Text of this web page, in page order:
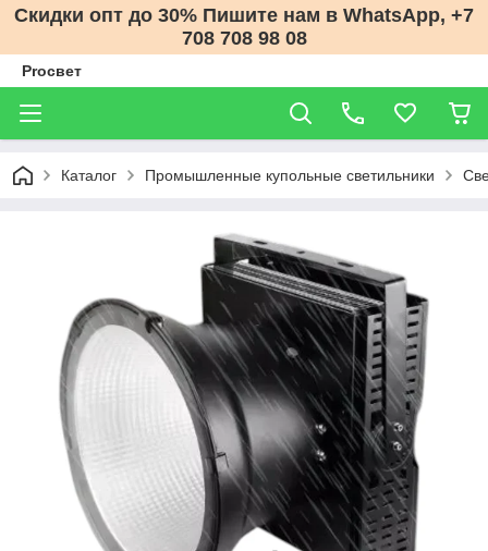
Скидки опт до 30% Пишите нам в WhatsApp, +7
708 708 98 08
Proсвет
Каталог Промышленные купольные светильники